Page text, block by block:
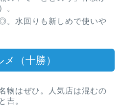
。
。水回りも新しめで使いや
（十勝）
物はぜひ。人気店は混むの
吉。